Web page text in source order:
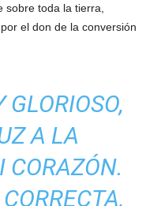
sobre toda la tierra,
el don de la conversión
GLORIOSO,
A LA
CORAZÓN.